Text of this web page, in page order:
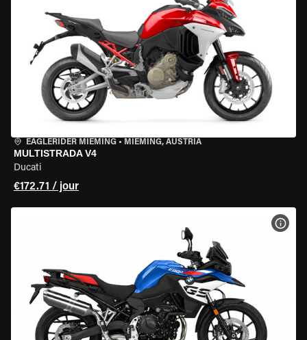
EAGLERIDER MIEMING • MIEMING, AUSTRIA
MULTISTRADA V4
Ducati
€172.71 / jour